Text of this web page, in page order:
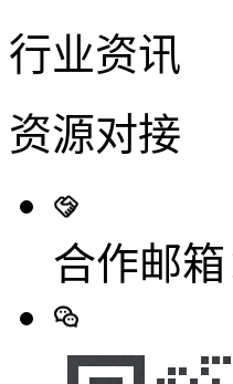
行业资讯
资源对接
合作邮箱